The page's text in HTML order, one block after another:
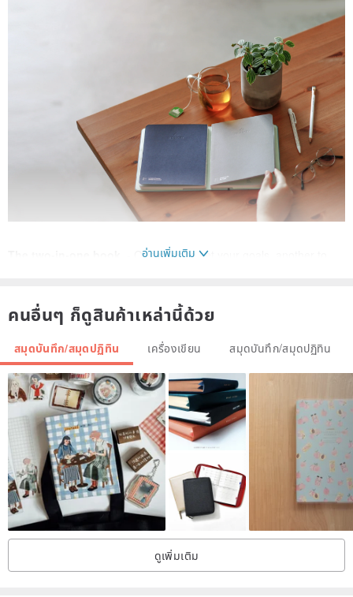
- One page to set your goals, another to
whenever you are.
Light, versatile, and ready to go.
Carry two books for the weight of one.
Planner and notebook, all in one.
อ่านเพิ่มเติม
คนอื่นๆ ก็ดูสินค้าเหล่านี้ด้วย
สมุดบันทึก/สมุดปฏิทิน เครื่องเขียน สมุดบันทึก/สมุดปฏิทิน
ดูเพิ่มเติม